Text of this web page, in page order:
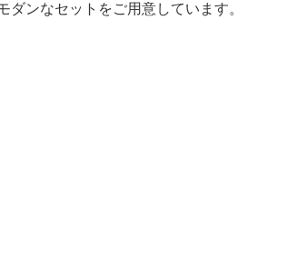
ンなセットをご用意しています。